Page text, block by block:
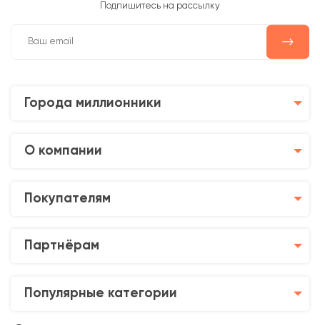
Подпишитесь на рассылку
Города миллионники
О компании
Покупателям
Партнёрам
Популярные категории